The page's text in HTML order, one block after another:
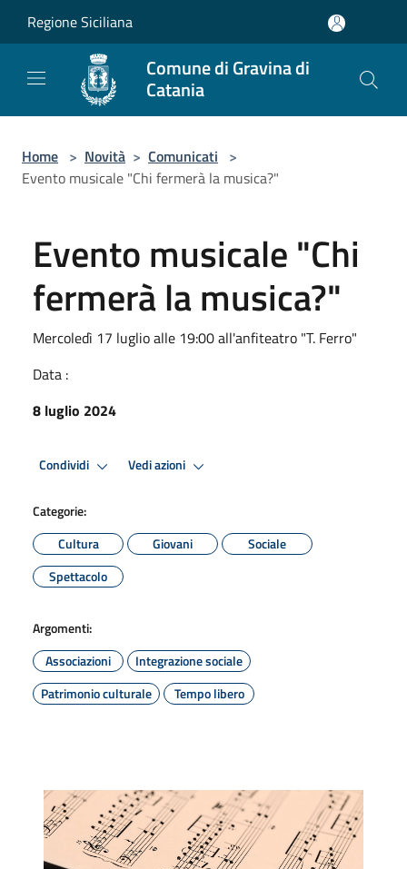
Regione Siciliana
Comune di Gravina di
Catania
Home > Novità > Comunicati >
Evento musicale "Chi fermerà la musica?"
Evento musicale "Chi
fermerà la musica?"
Mercoledì 17 luglio alle 19:00 all'anfiteatro "T. Ferro"
Data :
8 luglio 2024
Condividi Vedi azioni
Categorie:
Cultura
Giovani
Sociale
Spettacolo
Argomenti:
Associazioni
Integrazione sociale
Patrimonio culturale
Tempo libero